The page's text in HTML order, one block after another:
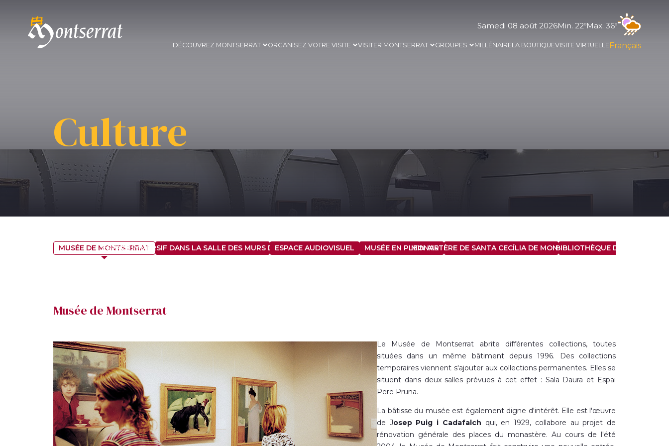
Samedi 08 août 2026Min. 22ºMax. 36º
DÉCOUVREZ MONTSERRAT ORGANISEZ VOTRE VISITE VISITER MONTSERRAT GROUPES MILLÉNAIRELA BOUTIQUEVISITE VIRTUELLEFrançais
Culture
MUSÉE DE MONTSERRAT
ESPACE IMMERSIF DANS LA SALLE DES MURS DU XIVE SIÈCLE
ESPACE AUDIOVISUEL MUSÉE EN PLEIN AIRMONASTÈRE DE SANTA CECÍLIA DE MONTSERRAT
BIBLIOTHÈQUE DE
Musée de Montserrat
Le Musée de Montserrat abrite différentes collections, toutes
situées dans un même bâtiment depuis 1996. Des collections
temporaires viennent s'ajouter aux collections permanentes. Elles se
situent dans deux salles prévues à cet effet : Sala Daura et Espai
Pere Pruna.
La bâtisse du musée est également digne d'intérêt. Elle est l'œuvre
de Josep Puig i Cadafalch qui, en 1929, collabore au projet de
rénovation générale des places du monastère. Au cours de l'été